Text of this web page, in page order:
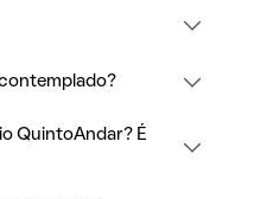
QuintoAndar? É